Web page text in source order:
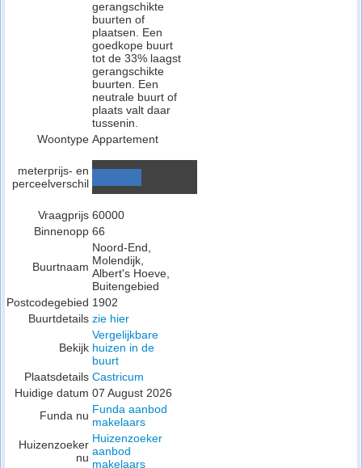
gerangschikte
buurten of
plaatsen. Een
goedkope buurt
tot de 33% laagst
gerangschikte
buurten. Een
neutrale buurt of
plaats valt daar
tussenin.
Woontype Appartement
meterprijs- en
perceelverschil
Vraagprijs 60000
Binnenopp 66
Buurtnaam
Noord-End,
Molendijk,
Albert's Hoeve,
Buitengebied
Postcodegebied 1902
Buurtdetails zie hier
Bekijk
Vergelijkbare
huizen in de
buurt
Plaatsdetails Castricum
Huidige datum 07 August 2026
Funda nu Funda aanbod
makelaars
Huizenzoeker
nu
Huizenzoeker
aanbod
makelaars